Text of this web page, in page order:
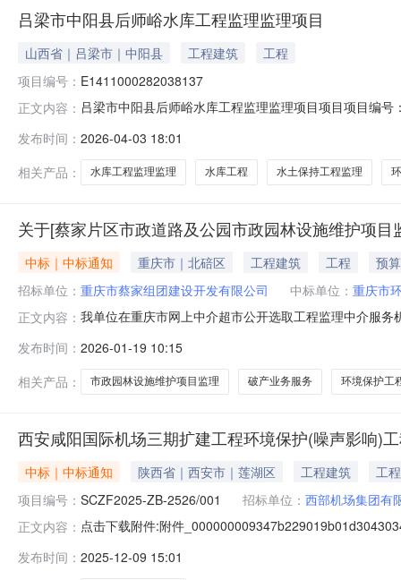
吕梁市中阳县后师峪水库工程监理监理项目
山西省｜吕梁市｜中阳县 工程建筑
工程
项目编号： E1411000282038137
正文内容： 吕梁市中阳县后师峪水库工程监理监理项目项目项目编
发展和改革委员会项目建立时间：2026-04-0315:50:09
发布时间： 2026-04-03 18:01
相关产品：
水库工程监理监理 水库工程 水土保持工程监理
关于[蔡家片区市政道路及公园市政园林设施维护项目
中标｜中标通知 重庆市｜北碚区 工程建筑 工程
预
招标单位： 重庆市蔡家组团建设开发有限公司 中标单位： 重庆市
正文内容： 我单位在重庆市网上中介超市公开选取工程监理中介服
《建设工程监理与相关服务收费管理规定》（发改价格
即监理合同价款，包
发布时间： 2026-01-19 10:15
相关产品：
市政园林设施维护项目监理 破产业务服务 环境保护工
西安咸阳国际机场三期扩建工程环境保护(噪声影响)
中标｜中标通知 陕西省｜西安市｜莲湖区 工程建筑
工程
项目编号： SCZF2025-ZB-2526/001 招标单位： 西部机场集团有
正文内容： 点击下载附件:附件
发布时间： 2025-12-09 15:01